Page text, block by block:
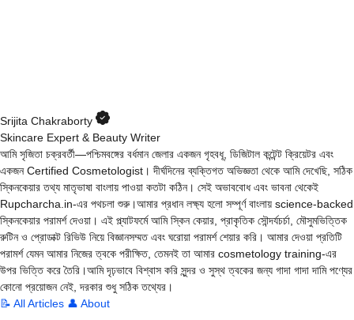
Srijita Chakraborty
Skincare Expert & Beauty Writer
আমি সৃজিতা চক্রবর্তী—পশ্চিমবঙ্গের বর্ধমান জেলার একজন গৃহবধূ, ডিজিটাল কন্টেন্ট ক্রিয়েটর এবং
একজন Certified Cosmetologist। দীর্ঘদিনের ব্যক্তিগত অভিজ্ঞতা থেকে আমি দেখেছি, সঠিক
স্কিনকেয়ার তথ্য মাতৃভাষা বাংলায় পাওয়া কতটা কঠিন। সেই অভাববোধ এবং ভাবনা থেকেই
Rupcharcha.in-এর পথচলা শুরু।আমার প্রধান লক্ষ্য হলো সম্পূর্ণ বাংলায় science-backed
স্কিনকেয়ার পরামর্শ দেওয়া। এই প্ল্যাটফর্মে আমি স্কিন কেয়ার, প্রাকৃতিক সৌন্দর্যচর্চা, মৌসুমভিত্তিক
রুটিন ও প্রোডাক্ট রিভিউ নিয়ে বিজ্ঞানসম্মত এবং ঘরোয়া পরামর্শ শেয়ার করি। আমার দেওয়া প্রতিটি
পরামর্শ যেমন আমার নিজের ত্বকে পরীক্ষিত, তেমনই তা আমার cosmetology training-এর
উপর ভিত্তি করে তৈরি।আমি দৃঢ়ভাবে বিশ্বাস করি সুন্দর ও সুস্থ ত্বকের জন্য গাদা গাদা দামি পণ্যের
কোনো প্রয়োজন নেই, দরকার শুধু সঠিক তথ্যের।
📝 All Articles 👤 About